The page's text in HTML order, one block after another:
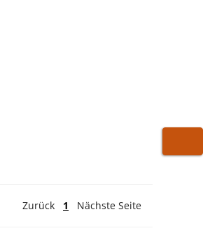
Zurück 1 Nächste Seite